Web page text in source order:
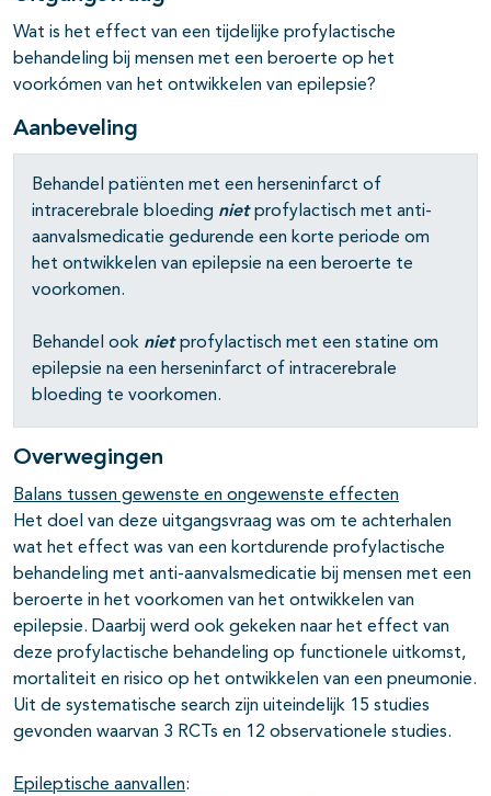
open- en dichtklappen
open- en dichtklappen
open- en dichtklappen
open- en dichtklappen
open- en dichtklappen
open- en dichtklappen
open- en dichtklappen
Wat is het effect van een tijdelijke profylactische
behandeling bij mensen met een beroerte op het
voorkómen van het ontwikkelen van epilepsie?
Aanbeveling
Behandel patiënten met een herseninfarct of
intracerebrale bloeding nietprofylactisch met anti-
aanvalsmedicatie gedurende een korte periode om
het ontwikkelen van epilepsie na een beroerte te
voorkomen.
Behandel ook nietprofylactisch met een statine om
epilepsie na een herseninfarct of intracerebrale
bloeding te voorkomen.
Overwegingen
Balans tussen gewenste en ongewenste effecten
Het doel van deze uitgangsvraag was om te achterhalen
wat het effect was van een kortdurende profylactische
behandeling met anti-aanvalsmedicatie bij mensen met een
beroerte in het voorkomen van het ontwikkelen van
epilepsie. Daarbij werd ook gekeken naar het effect van
deze profylactische behandeling op functionele uitkomst,
mortaliteit en risico op het ontwikkelen van een pneumonie.
Uit de systematische search zijn uiteindelijk 15 studies
gevonden waarvan 3 RCTs en 12 observationele studies.
Epileptische aanvallen: